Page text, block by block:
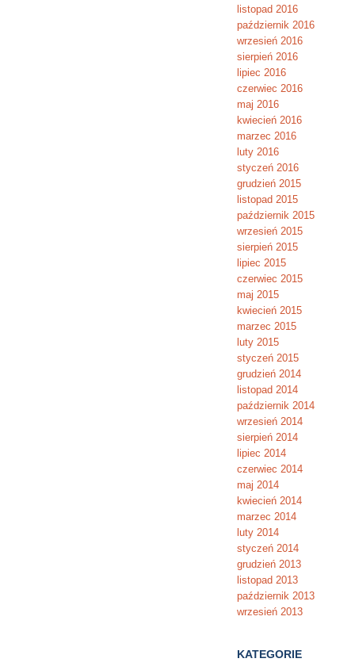
listopad 2016
październik 2016
wrzesień 2016
sierpień 2016
lipiec 2016
czerwiec 2016
maj 2016
kwiecień 2016
marzec 2016
luty 2016
styczeń 2016
grudzień 2015
listopad 2015
październik 2015
wrzesień 2015
sierpień 2015
lipiec 2015
czerwiec 2015
maj 2015
kwiecień 2015
marzec 2015
luty 2015
styczeń 2015
grudzień 2014
listopad 2014
październik 2014
wrzesień 2014
sierpień 2014
lipiec 2014
czerwiec 2014
maj 2014
kwiecień 2014
marzec 2014
luty 2014
styczeń 2014
grudzień 2013
listopad 2013
październik 2013
wrzesień 2013
KATEGORIE